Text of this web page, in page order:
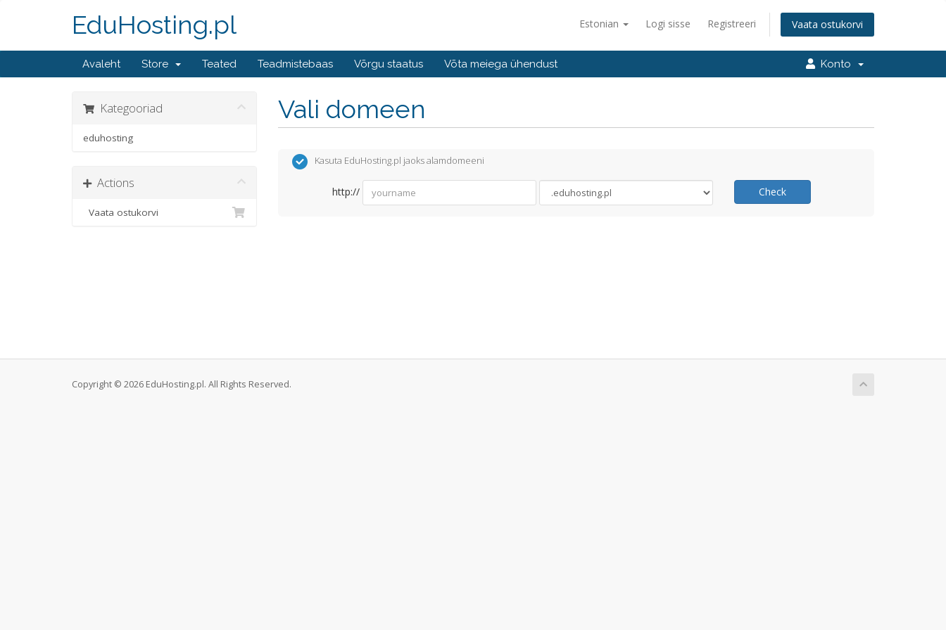
Estonian Logi sisse Registreeri Vaata ostukorvi
EduHosting.pl
Avaleht Store Teated Teadmistebaas Võrgu staatus Võta meiega ühendust Konto
Vali domeen
Kategooriad
eduhosting
Actions
Vaata ostukorvi
Kasuta EduHosting.pl jaoks alamdomeeni
http:// Check
Copyright © 2026 EduHosting.pl. All Rights Reserved.